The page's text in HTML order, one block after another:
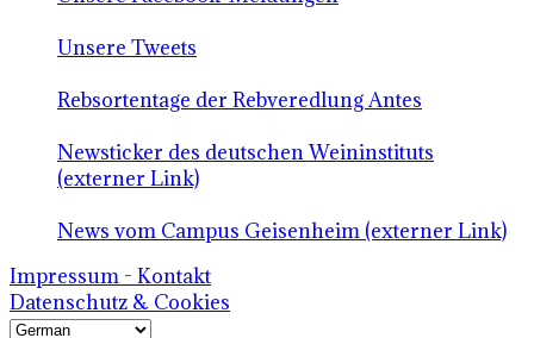
Unsere Tweets
Rebsortentage der Rebveredlung Antes
Newsticker des deutschen Weininstituts
(externer Link)
News vom Campus Geisenheim (externer Link)
Impressum - Kontakt
Datenschutz & Cookies